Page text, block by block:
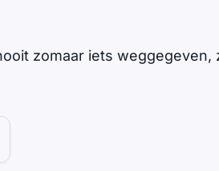
zomaar iets weggegeven,